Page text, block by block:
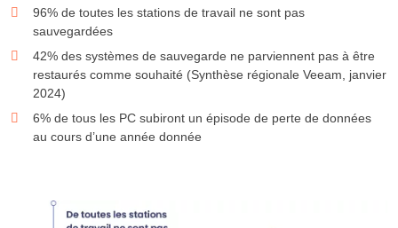
96% de toutes les stations de travail ne sont pas
sauvegardées
42% des systèmes de sauvegarde ne parviennent pas à être
restaurés comme souhaité (Synthèse régionale Veeam, janvier
2024)
6% de tous les PC subiront un épisode de perte de données
au cours d’une année donnée